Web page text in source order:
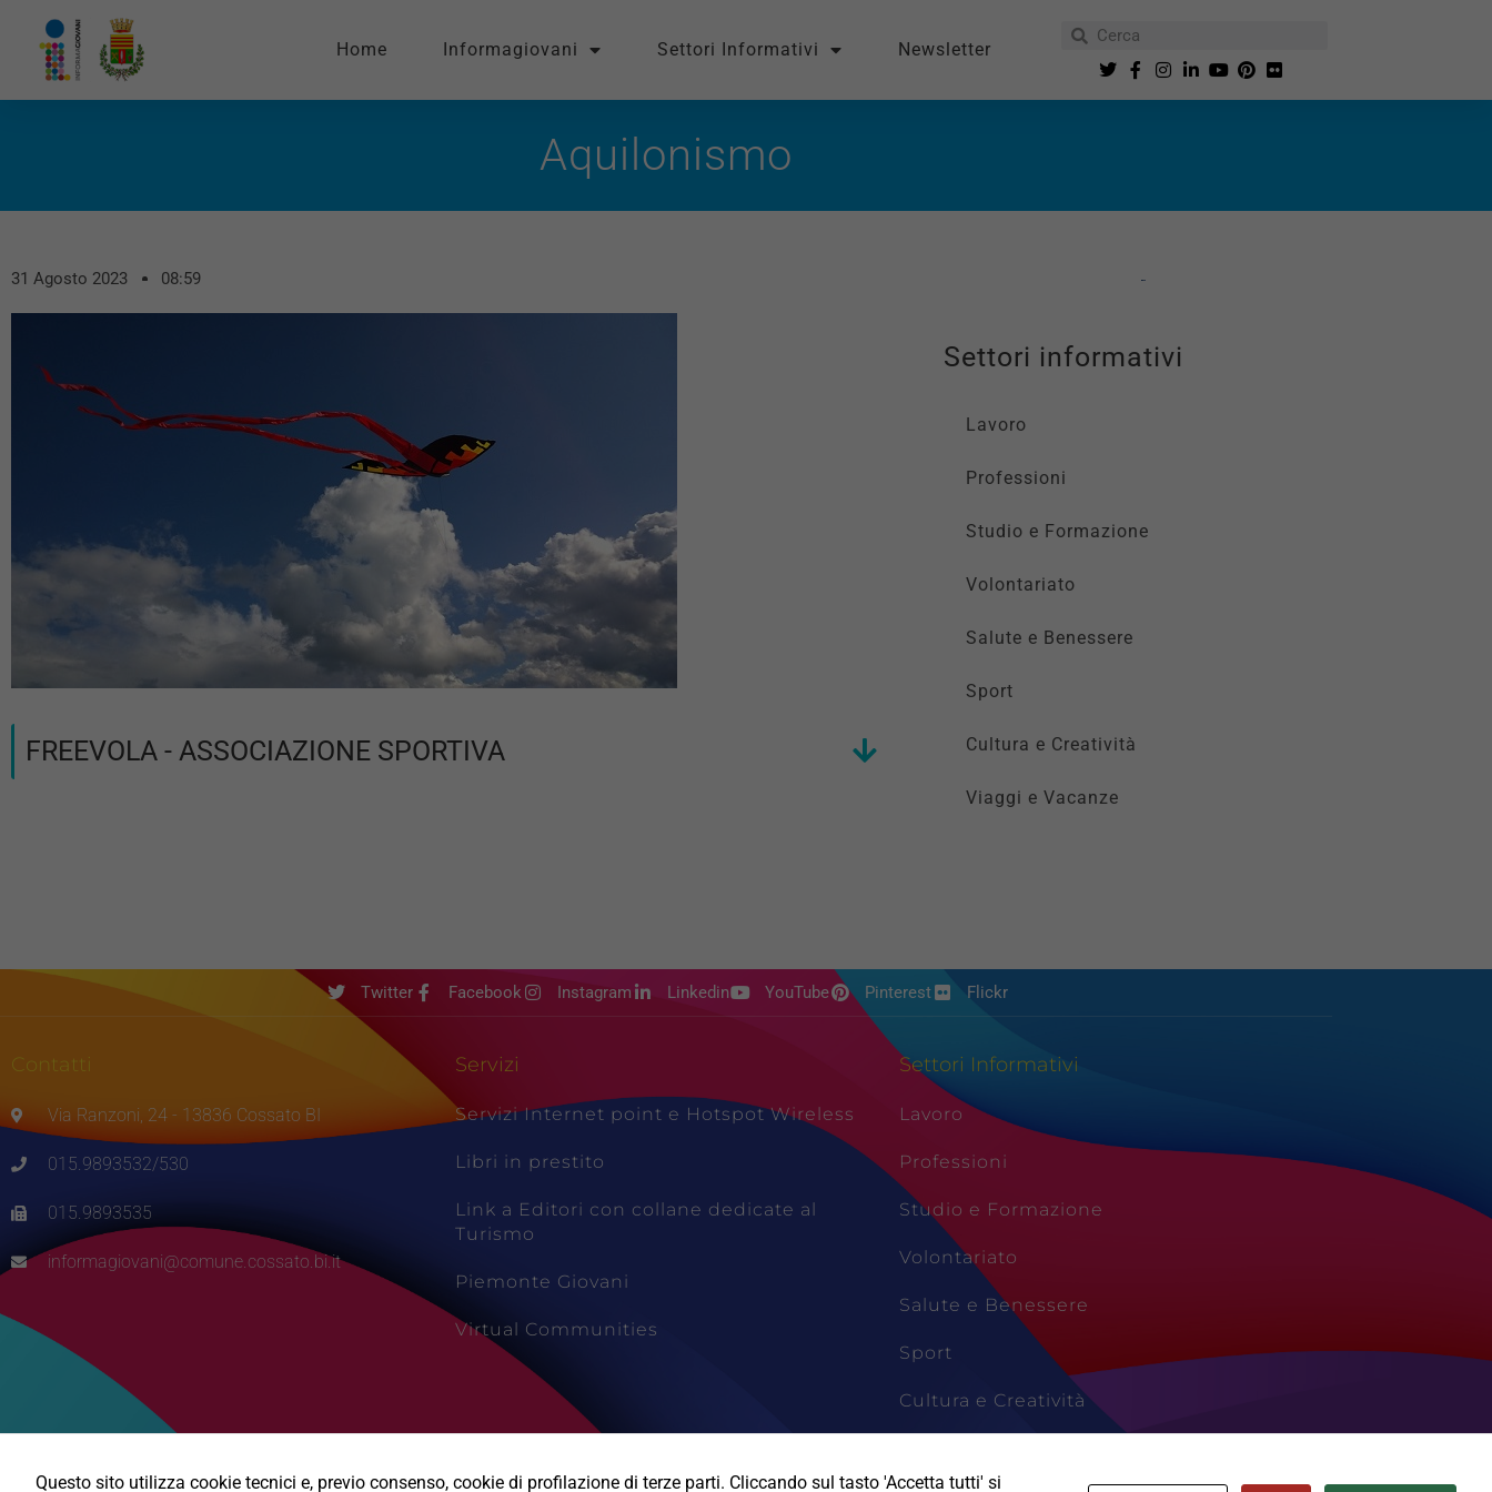
Home Informagiovani Settori Informativi Newsletter
Aquilonismo
31 Agosto 2023 08:59
FREEVOLA - ASSOCIAZIONE SPORTIVA
Settori informativi
Lavoro
Professioni
Studio e Formazione
Volontariato
Salute e Benessere
Sport
Cultura e Creatività
Viaggi e Vacanze
Twitter Facebook Instagram Linkedin YouTube Pinterest Flickr
Contatti
Via Ranzoni, 24 - 13836 Cossato BI
015.9893532/530
015.9893535
informagiovani@comune.cossato.bi.it
Servizi
Servizi Internet point e Hotspot Wireless
Libri in prestito
Link a Editori con collane dedicate al
Turismo
Piemonte Giovani
Virtual Communities
Settori Informativi
Lavoro
Professioni
Studio e Formazione
Volontariato
Salute e Benessere
Sport
Cultura e Creatività
Questo sito utilizza cookie tecnici e, previo consenso, cookie di profilazione di terze parti. Cliccando sul tasto 'Accetta tutti' si